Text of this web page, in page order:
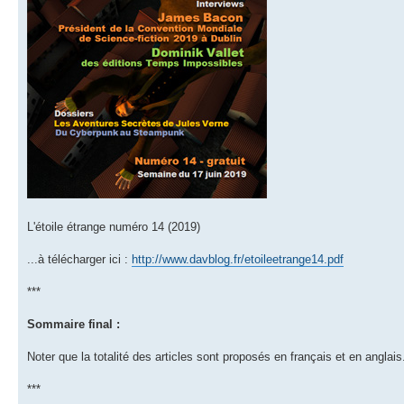
L'étoile étrange numéro 14 (2019)
...à télécharger ici : http://www.davblog.fr/etoileetrange14.pdf
***
Sommaire final :
Noter que la totalité des articles sont proposés en français et en
***